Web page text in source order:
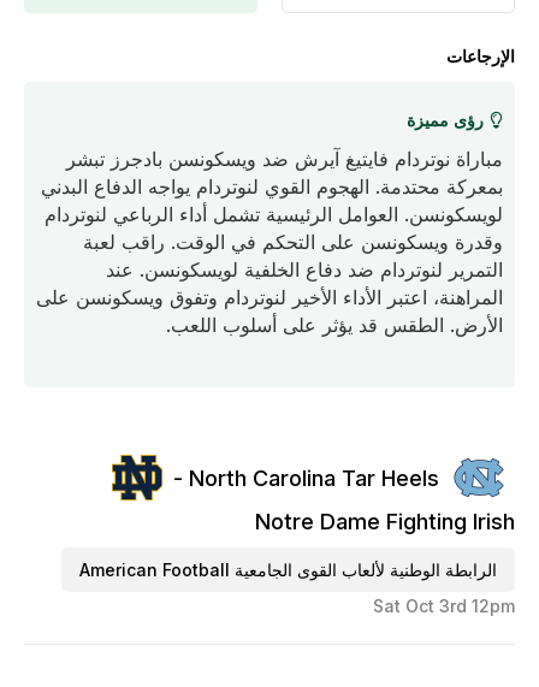
الإرجاعات
رؤى مميزة
مباراة نوتردام فايتيغ آيرش ضد ويسكونسن بادجرز تبشر
بمعركة محتدمة. الهجوم القوي لنوتردام يواجه الدفاع البدني
لويسكونسن. العوامل الرئيسية تشمل أداء الرباعي لنوتردام
وقدرة ويسكونسن على التحكم في الوقت. راقب لعبة
التمرير لنوتردام ضد دفاع الخلفية لويسكونسن. عند
المراهنة، اعتبر الأداء الأخير لنوتردام وتفوق ويسكونسن على
الأرض. الطقس قد يؤثر على أسلوب اللعب.
North Carolina Tar Heels -
Notre Dame Fighting Irish
الرابطة الوطنية لألعاب القوى الجامعية American Football
Sat Oct 3rd 12pm